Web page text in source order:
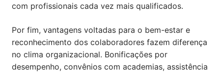
com profissionais cada vez mais qualificados.
Por fim, vantagens voltadas para o bem-estar e
reconhecimento dos colaboradores fazem diferença
no clima organizacional. Bonificações por
desempenho, convênios com academias, assistência